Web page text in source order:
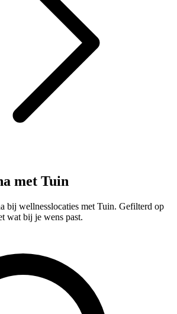
met Tuin
bij wellnesslocaties met Tuin. Gefilterd op
wat bij je wens past.